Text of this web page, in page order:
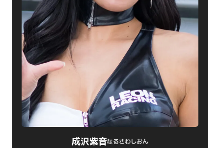
成沢紫音なるさわしおん